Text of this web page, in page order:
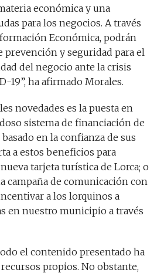
económica y una
para los negocios. A través
Económica, podrán
prevención y seguridad para el
del negocio ante la crisis
19”, ha afirmado Morales.
novedades es la puesta en
sistema de financiación de
en la confianza de sus
a estos beneficios para
tarjeta turística de Lorca; o
campaña de comunicación con
a los lorquinos a
en nuestro municipio a través
el contenido presentado ha
propios. No obstante,